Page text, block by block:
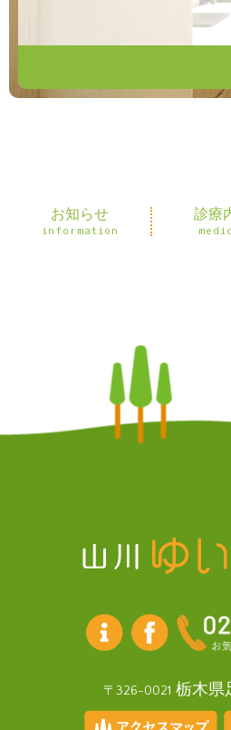
お知らせ
information
診療
〒326-0021 栃木県